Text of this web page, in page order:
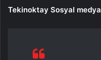
Tekinoktay Sosyal medya